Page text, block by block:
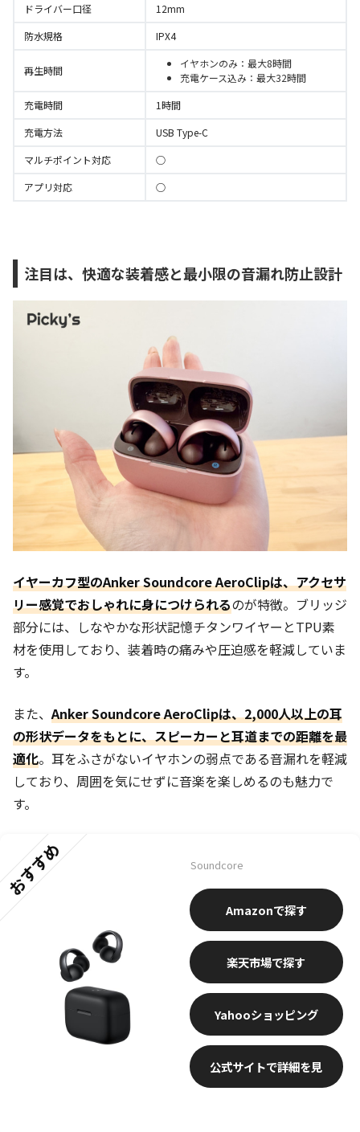
ドライバー口径
12mm
防水規格
IPX4
再生時間
イヤホンのみ：最大8時間
充電ケース込み：最大32時間
充電時間
1時間
充電方法
USB Type-C
マルチポイント対応
○
アプリ対応
○
注目は、快適な装着感と最小限の音漏れ防止設計
イヤーカフ型のAnker Soundcore AeroClipは、アクセサ
リー感覚でおしゃれに身につけられるのが特徴。ブリッジ
部分には、しなやかな形状記憶チタンワイヤーとTPU素
材を使用しており、装着時の痛みや圧迫感を軽減していま
す。
また、 Anker Soundcore AeroClipは、2,000人以上の耳
の形状データをもとに、スピーカーと耳道までの距離を最
適化。耳をふさがないイヤホンの弱点である音漏れを軽減
しており、周囲を気にせずに音楽を楽しめるのも魅力で
す。
おすすめ Soundcore
楽天市場
Amazon
Yahooショッピング
公式サイトで詳細を見